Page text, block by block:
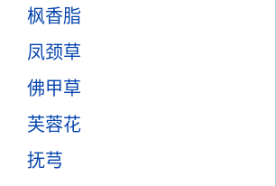
枫香脂
凤颈草
佛甲草
芙蓉花
抚芎